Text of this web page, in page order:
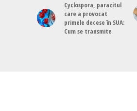
Cyclospora, parazitul
care a provocat
primele decese în SUA:
Cum se transmite